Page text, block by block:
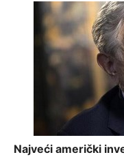
Najveći američki